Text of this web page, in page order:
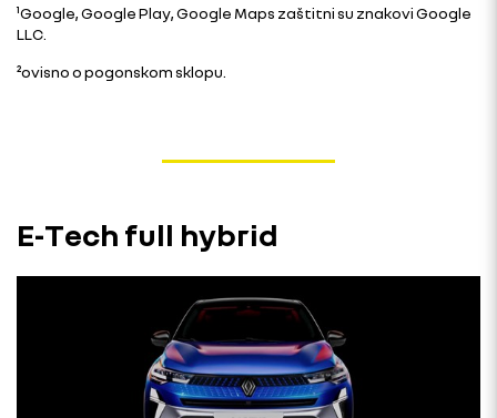
¹Google, Google Play, Google Maps zaštitni su znakovi Google
LLC.
²ovisno o pogonskom sklopu.
E-Tech full hybrid